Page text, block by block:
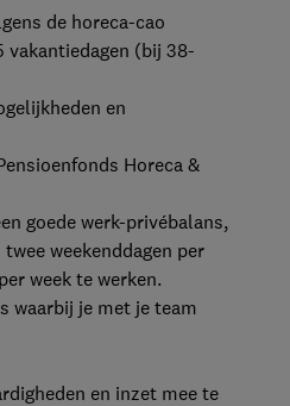
de horeca-cao
vakantiedagen (bij 38-
en
Horeca &
goede werk-privébalans,
weekenddagen per
week te werken.
waarbij je met je team
en inzet mee te